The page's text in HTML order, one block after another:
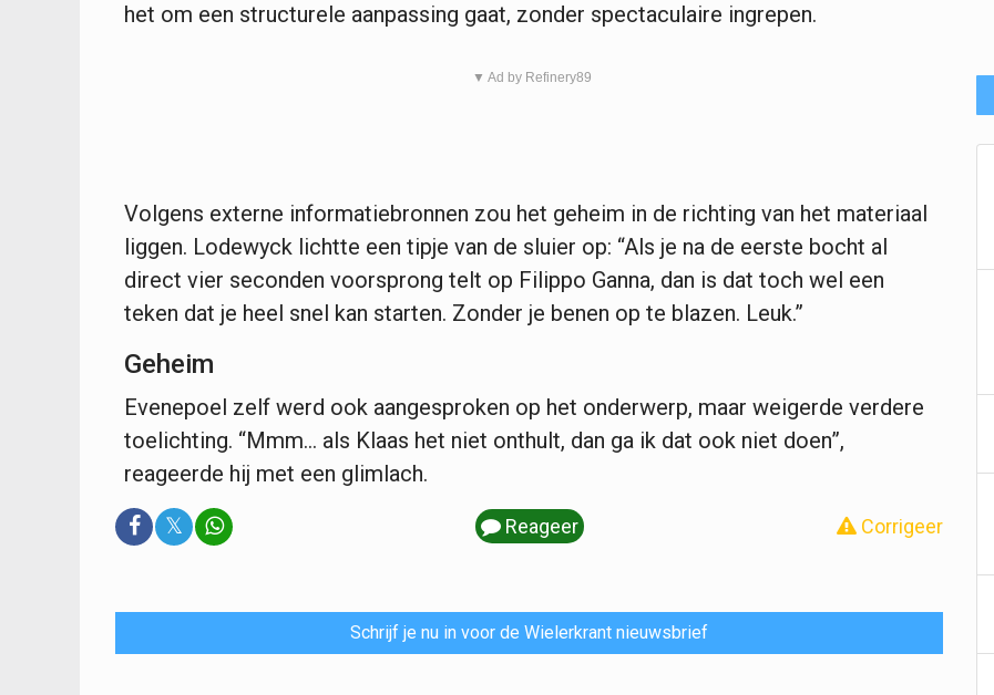
het om een structurele aanpassing gaat, zonder spectaculaire ingrepen.
▼ Ad by Refinery89
Volgens externe informatiebronnen zou het geheim in de richting van het materiaal
liggen. Lodewyck lichtte een tipje van de sluier op: “Als je na de eerste bocht al
direct vier seconden voorsprong telt op Filippo Ganna, dan is dat toch wel een
teken dat je heel snel kan starten. Zonder je benen op te blazen. Leuk.”
Geheim
Evenepoel zelf werd ook aangesproken op het onderwerp, maar weigerde verdere
toelichting. “Mmm... als Klaas het niet onthult, dan ga ik dat ook niet doen”,
reageerde hij met een glimlach.
𝕏 Reageer Corrigeer
Schrijf je nu in voor de Wielerkrant nieuwsbrief